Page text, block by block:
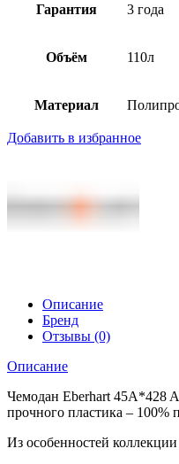
Гарантия 3 года
Объём 110л
Материал
Добавить в избранное
Описание
Бренд
Отзывы (0)
Описание
Чемодан Eberhart 45A*428
прочного пластика – 100%
Из особенностей